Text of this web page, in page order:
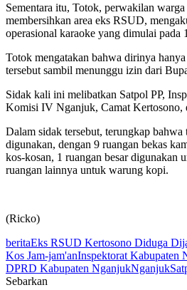
Sementara itu, Totok, perwakilan
membersihkan area eks RSUD,
operasional karaoke yang dimulai pada
Totok mengatakan bahwa dirinya
tersebut sambil menunggu izin dari
Sidak kali ini melibatkan Satpol PP,
Komisi IV Nganjuk, Camat Kertosono,
Dalam sidak tersebut, terungkap bahwa
digunakan, dengan 9 ruangan bekas
kos-kosan, 1 ruangan besar digunakan
ruangan lainnya untuk warung kopi.
(Ricko)
beritaEks RSUD Kertosono Diduga
Kos Jam-jam'anInspektorat Kabupaten
DPRD Kabupaten NganjukNganjuk
Sebarkan